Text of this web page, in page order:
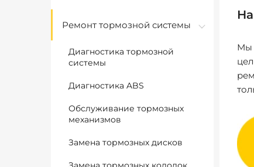
Ремонт тормозной системы
Диагностика тормозной
системы
Диагностика ABS
Обслуживание тормозных
механизмов
Замена тормозных дисков
Мы